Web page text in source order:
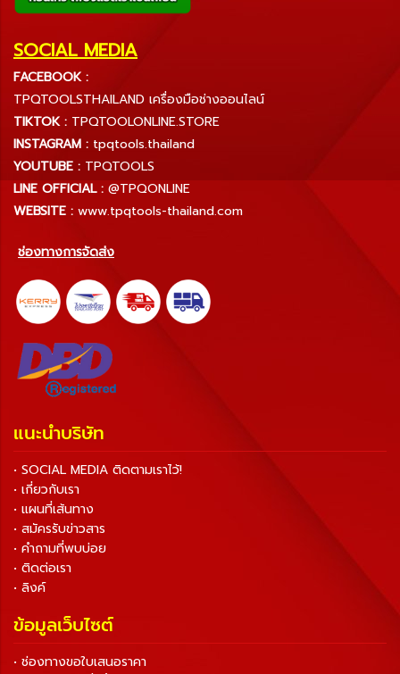
SOCIAL MEDIA
FACEBOOK :
TPQTOOLSTHAILAND เครื่องมือช่างออนไลน์
TIKTOK : TPQTOOLONLINE.STORE
INSTAGRAM : tpqtools.thailand
YOUTUBE : TPQTOOLS
LINE OFFICIAL : @TPQONLINE
WEBSITE : www.tpqtools-thailand.com
ช่องทางการจัดส่ง
แนะนำบริษัท
• SOCIAL MEDIA ติดตามเราไว้!
• เกี่ยวกับเรา
• แผนที่เส้นทาง
• สมัครรับข่าวสาร
• คำถามที่พบบ่อย
• ติดต่อเรา
• ลิงค์
ข้อมูลเว็บไซต์
• ช่องทางขอใบเสนอราคา